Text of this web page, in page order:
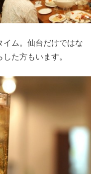
イム。仙台だけではな
た方もいます。